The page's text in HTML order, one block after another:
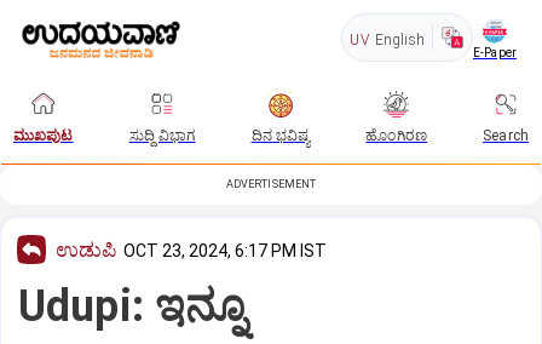
UV English
E-Paper
ಮುಖಪುಟ ಸುದ್ದಿ ವಿಭಾಗ ದಿನ ಭವಿಷ್ಯ ಹೊಂಗಿರಣ Search
ADVERTISEMENT
ಉಡುಪಿ OCT 23, 2024, 6:17 PM IST
Udupi: ಇನ್ನೂ